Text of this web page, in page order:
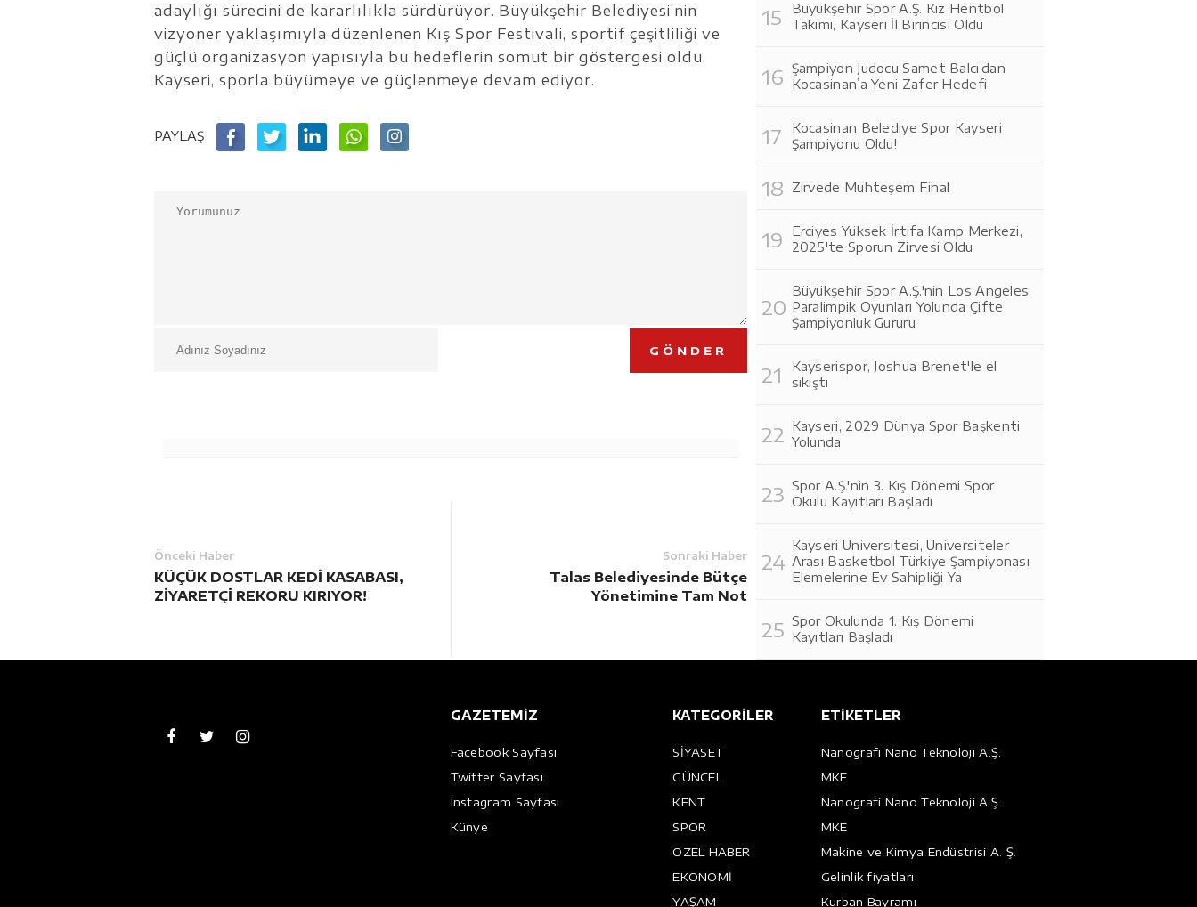
adaylığı sürecini de kararlılıkla sürdürüyor. Büyükşehir Belediyesi’nin
vizyoner yaklaşımıyla düzenlenen Kış Spor Festivali, sportif çeşitliliği ve
güçlü organizasyon yapısıyla bu hedeflerin somut bir göstergesi oldu.
Kayseri, sporla büyümeye ve güçlenmeye devam ediyor.
PAYLAŞ
GÖNDER
Önceki Haber
KÜÇÜK DOSTLAR KEDİ KASABASI,
ZİYARETÇİ REKORU KIRIYOR!
Sonraki Haber
Talas Belediyesinde Bütçe
Yönetimine Tam Not
Büyükşehir Spor A.Ş. Kız Hentbol
Takımı, Kayseri İl Birincisi Oldu
Şampiyon Judocu Samet Balcı’dan
Kocasinan’a Yeni Zafer Hedefi
Kocasinan Belediye Spor Kayseri
Şampiyonu Oldu!
Zirvede Muhteşem Final
Erciyes Yüksek İrtifa Kamp Merkezi,
2025'te Sporun Zirvesi Oldu
Büyükşehir Spor A.Ş.'nin Los Angeles
Paralimpik Oyunları Yolunda Çifte
Şampiyonluk Gururu
Kayserispor, Joshua Brenet'le el
sıkıştı
Kayseri, 2029 Dünya Spor Başkenti
Yolunda
Spor A.Ş.'nin 3. Kış Dönemi Spor
Okulu Kayıtları Başladı
Kayseri Üniversitesi, Üniversiteler
Arası Basketbol Türkiye Şampiyonası
Elemelerine Ev Sahipliği Ya
Spor Okulunda 1. Kış Dönemi
Kayıtları Başladı
GAZETEMİZ
Facebook Sayfası
Twitter Sayfası
Instagram Sayfası
Künye
KATEGORİLER
SİYASET
GÜNCEL
KENT
SPOR
ÖZEL HABER
EKONOMİ
YAŞAM
ETİKETLER
Nanografi Nano Teknoloji A.Ş.
MKE
Nanografi Nano Teknoloji A.Ş.
MKE
Makine ve Kimya Endüstrisi A. Ş.
Gelinlik fiyatları
Kurban Bayramı